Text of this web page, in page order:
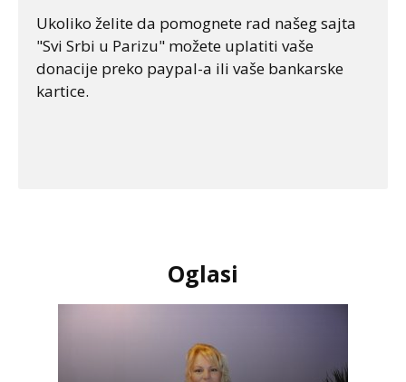
Ukoliko želite da pomognete rad našeg sajta
"Svi Srbi u Parizu" možete uplatiti vaše
donacije preko paypal-a ili vaše bankarske
kartice.
Oglasi